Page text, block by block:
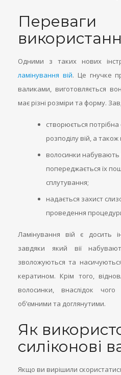
Переваги
Одними з таких нових
ламінування вій. Це гнучке
валиками, виготовляється
має різні розміри та форму.
створюється
розподілу вій, а
волосинки набувають
попереджається їх
сплутування;
надається захист
проведення
Ламінування вій є досить
завдяки який вії
зволожуються та
кератином. Крім того,
волосинки, внаслідок
об’ємними та доглянутими.
Як
силіконові
Якщо ви вирішили